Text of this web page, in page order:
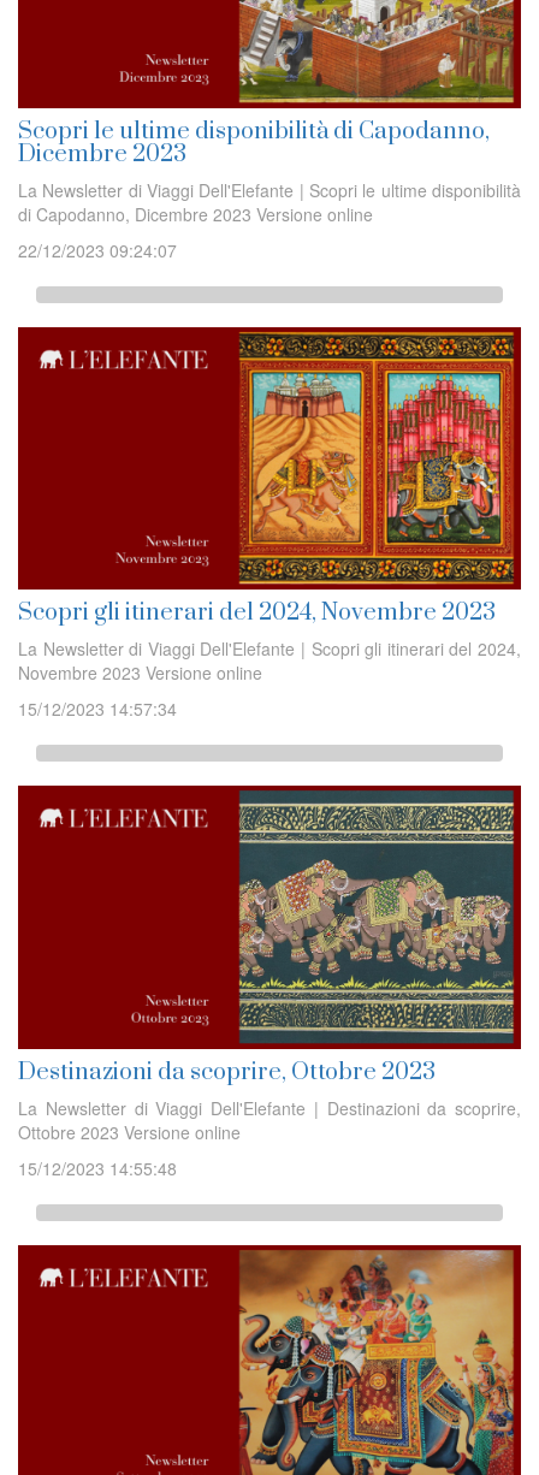
Scopri le ultime disponibilità di Capodanno,
Dicembre 2023
La Newsletter di Viaggi Dell'Elefante | Scopri le ultime disponibilità
di Capodanno, Dicembre 2023 Versione online
22/12/2023 09:24:07
Scopri gli itinerari del 2024, Novembre 2023
La Newsletter di Viaggi Dell'Elefante | Scopri gli itinerari del 2024,
Novembre 2023 Versione online
15/12/2023 14:57:34
Destinazioni da scoprire, Ottobre 2023
La Newsletter di Viaggi Dell'Elefante | Destinazioni da scoprire,
Ottobre 2023 Versione online
15/12/2023 14:55:48